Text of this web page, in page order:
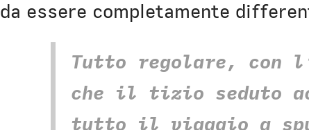
da essere completamente
Tutto regolare, con
che il tizio seduto
tutto il viaggio a